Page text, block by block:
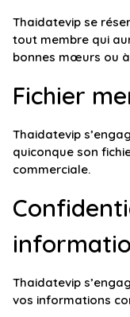
Thaidatevip se
tout membre qui
bonnes mœurs ou à
Fichier
Thaidatevip
quiconque son
commerciale.
Thaidatevip
vos informations